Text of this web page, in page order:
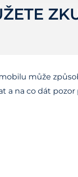
může
a na co dát